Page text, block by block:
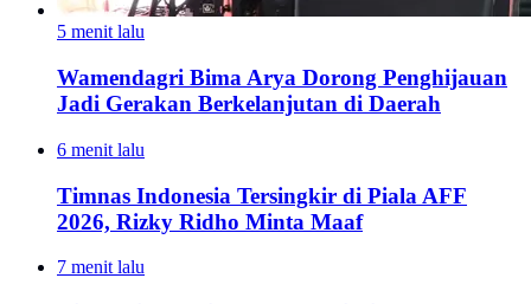
5 menit lalu
Wamendagri Bima Arya Dorong Penghijauan
Jadi Gerakan Berkelanjutan di Daerah
6 menit lalu
Timnas Indonesia Tersingkir di Piala AFF
2026, Rizky Ridho Minta Maaf
7 menit lalu